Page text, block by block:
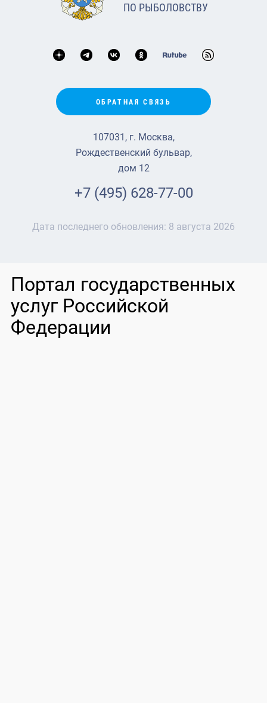
ПО РЫБОЛОВСТВУ
ОБРАТНАЯ СВЯЗЬ
107031, г. Москва,
Рождественский бульвар,
дом 12
+7 (495) 628-77-00
Дата последнего обновления: 8 августа 2026
Портал государственных
услуг Российской
Федерации